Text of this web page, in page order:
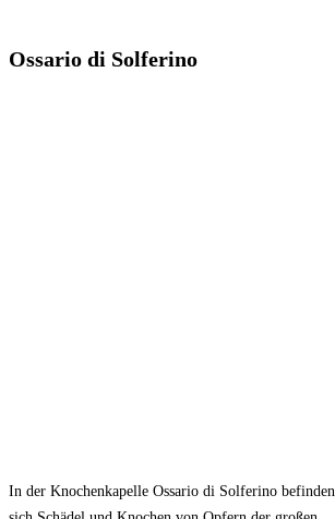
Ossario di Solferino
In der Knochenkapelle Ossario di Solferino befinden